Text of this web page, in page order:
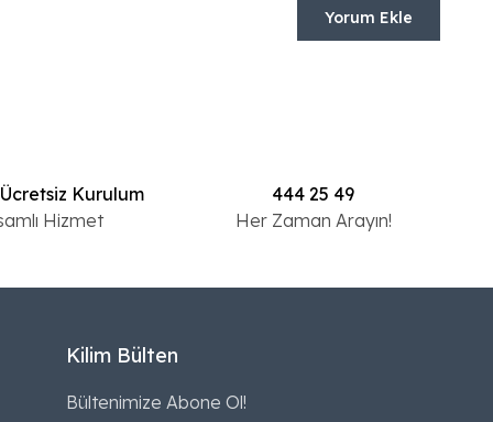
Yorum Ekle
Kurulum
Hizmet
444 25 49
Her Zaman Arayın!
Kilim Bülten
Bültenimize Abone Ol!